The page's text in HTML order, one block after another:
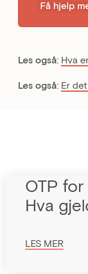
Få hjelp
Les også: Hva
Les også: Er
OTP
Hva
LES MER